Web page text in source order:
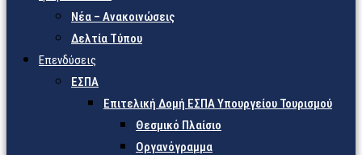
Νέα – Ανακοινώσεις
Δελτία Τύπου
Επενδύσεις
ΕΣΠΑ
Επιτελική Δομή ΕΣΠΑ Υπουργείου Τουρισμού
Θεσμικό Πλαίσιο
Οργανόγραμμα